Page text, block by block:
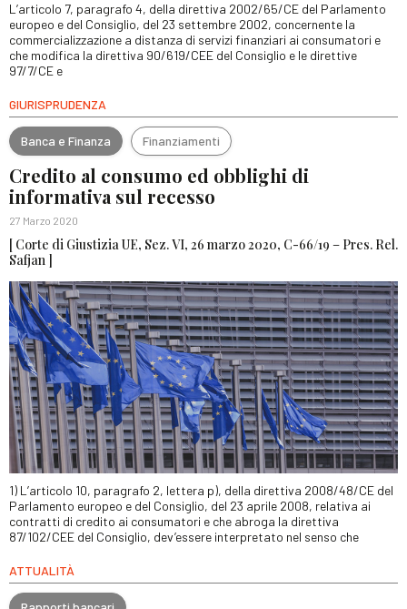
L’articolo 7, paragrafo 4, della direttiva 2002/65/CE del Parlamento
europeo e del Consiglio, del 23 settembre 2002, concernente la
commercializzazione a distanza di servizi finanziari ai consumatori e
che modifica la direttiva 90/619/CEE del Consiglio e le direttive
97/7/CE e
GIURISPRUDENZA
Banca e Finanza Finanziamenti
Credito al consumo ed obblighi di
informativa sul recesso
27 Marzo 2020
[ Corte di Giustizia UE, Sez. VI, 26 marzo 2020, C-66/19 – Pres. Rel.
Safjan ]
1) L’articolo 10, paragrafo 2, lettera p), della direttiva 2008/48/CE del
Parlamento europeo e del Consiglio, del 23 aprile 2008, relativa ai
contratti di credito ai consumatori e che abroga la direttiva
87/102/CEE del Consiglio, dev’essere interpretato nel senso che
ATTUALITÀ